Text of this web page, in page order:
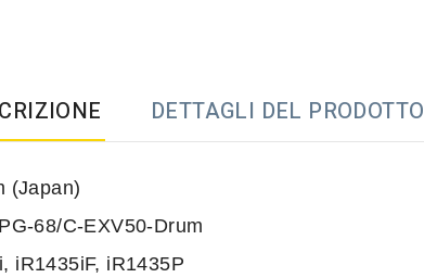
DETTAGLI DEL PRODOTTO
(Japan)
68/C-EXV50-Drum
iR1435iF, iR1435P